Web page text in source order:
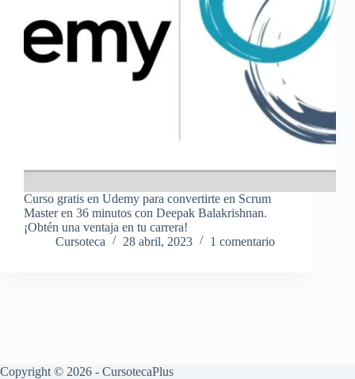
Curso gratis en Udemy para convertirte en Scrum
Master en 36 minutos con Deepak Balakrishnan.
¡Obtén una ventaja en tu carrera!
Cursoteca
28 abril, 2023 1 comentario
Copyright © 2026 - CursotecaPlus